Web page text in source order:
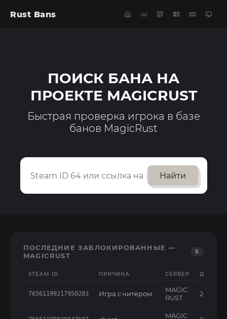
Rust Bans
ПОИСК БАНА НА
ПРОЕКТЕ MAGICRUST
Быстрая проверка игрока в базе
банов MagicRust
Найти
ПОСЛЕДНИЕ ЗАБЛОКИРОВАННЫЕ —
MAGICRUST
5
STEAM ID ПРИЧИНА СЕРВЕР ДАТА
76561199217950283 Игра с читером
MAGIC
RUST
MAGIC